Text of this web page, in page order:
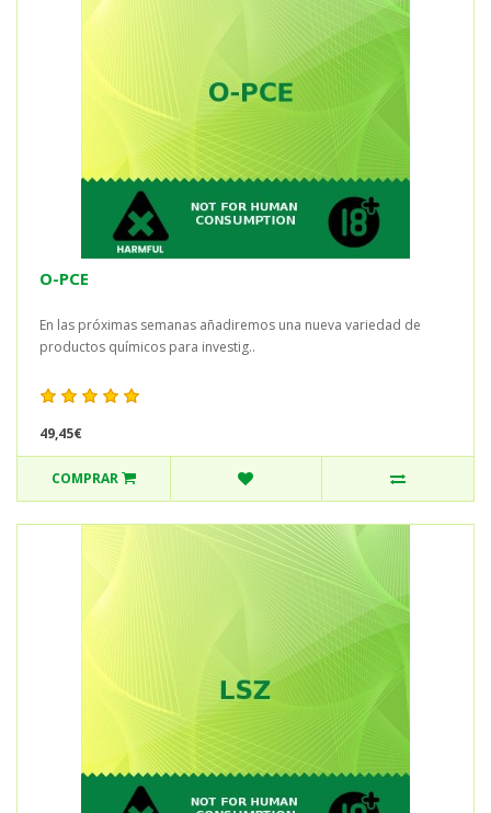
O-PCE
En las próximas semanas añadiremos una nueva variedad de
productos químicos para investig..
49,45€
COMPRAR